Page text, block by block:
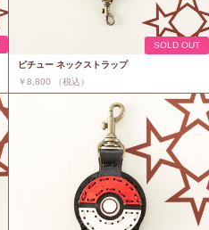
SOLD OUT
ピチュー ネックストラップ
￥8,800 （税込）